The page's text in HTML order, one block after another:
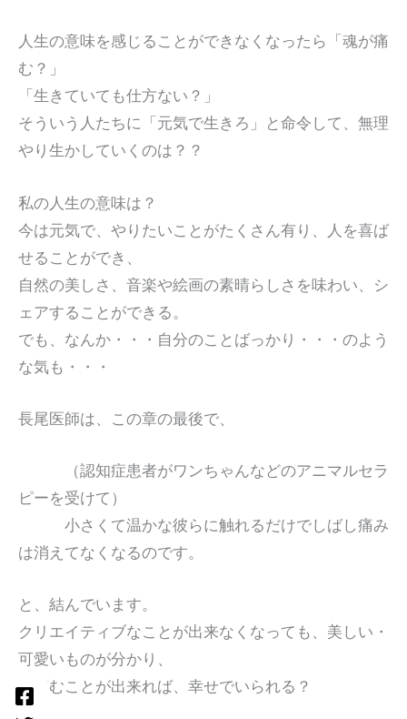
人生の意味を感じることができなくなったら「魂が痛
む？」
「生きていても仕方ない？」
そういう人たちに「元気で生きろ」と命令して、無理
やり生かしていくのは？？
私の人生の意味は？
今は元気で、やりたいことがたくさん有り、人を喜ば
せることができ、
自然の美しさ、音楽や絵画の素晴らしさを味わい、シ
ェアすることができる。
でも、なんか・・・自分のことばっかり・・・のよう
な気も・・・
長尾医師は、この章の最後で、
（認知症患者がワンちゃんなどのアニマルセラ
ピーを受けて）
小さくて温かな彼らに触れるだけでしばし痛み
は消えてなくなるのです。
と、結んでいます。
クリエイティブなことが出来なくなっても、美しい・
可愛いものが分かり、
微笑むことが出来れば、幸せでいられる？